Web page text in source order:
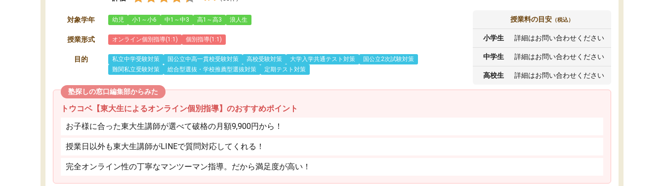
対象学年 幼児 小1～小6 中1～中3 高1～高3 浪人生
授業形式 オンライン個別指導(1:1) 個別指導(1:1)
目的 私立中学受験対策 国公立中高一貫校受験対策 高校受験対策 大学入学共通テスト対策
国公立2次試験対策
難関私立受験対策
総合型選抜・学校推薦型選抜対策 定期テスト対策
授業料の目安 （税込）
小学生 詳細はお問い合わせください
中学生 詳細はお問い合わせください
高校生 詳細はお問い合わせください
塾探しの窓口編集部からみた
トウコベ【東大生によるオンライン個別指導】のおすすめポイント
お子様に合った東大生講師が選べて破格の月額9,900円から！
授業日以外も東大生講師がLINEで質問対応してくれる！
完全オンライン性の丁寧なマンツーマン指導。だから満足度が高い！